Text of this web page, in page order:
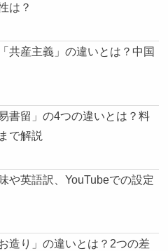
は？
共産主義」の違いとは？中国
書留」の4つの違いとは？料
で解説
や英語訳、YouTubeでの設定
造り」の違いとは？2つの差